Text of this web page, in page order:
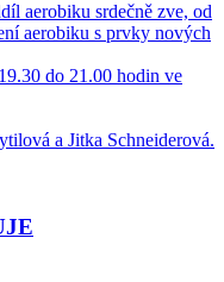
aerobiku srdečně zve, od
aerobiku s prvky nových
do 21.00 hodin ve
a Jitka Schneiderová.